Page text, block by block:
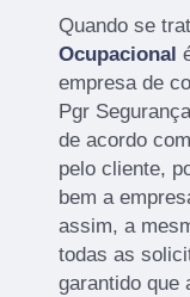
Quando se
Ocupacional
empresa de
Pgr
de acordo
pelo cliente,
bem a
assim, a
todas as
garantido que